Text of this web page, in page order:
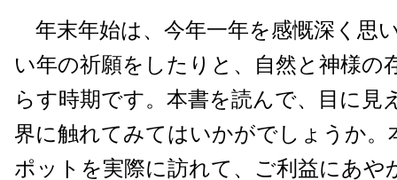
年末年始は、今年一年を感慨深く思
い年の祈願をしたりと、自然と神様の
らす時期です。本書を読んで、目に見
界に触れてみてはいかがでしょうか。
ポットを実際に訪れて、ご利益にあや